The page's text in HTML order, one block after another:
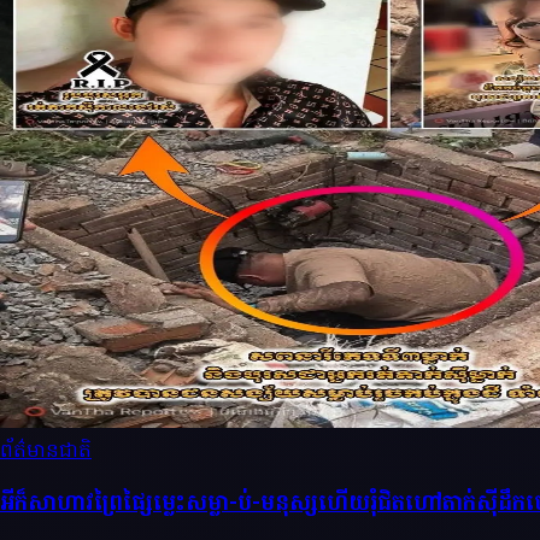
ព័ត៌មានជាតិ
អីក៏សាហាវព្រៃផ្សៃម្លេះសម្លា-ប់-មនុស្សហេីយរុំជិតហៅតាក់សុីដឹក